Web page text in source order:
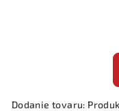
Dodanie tovaru: